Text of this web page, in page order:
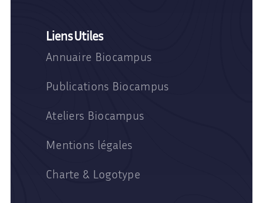
Liens Utiles
Annuaire Biocampus
Publications Biocampus
Ateliers Biocampus
Mentions légales
Charte & Logotype